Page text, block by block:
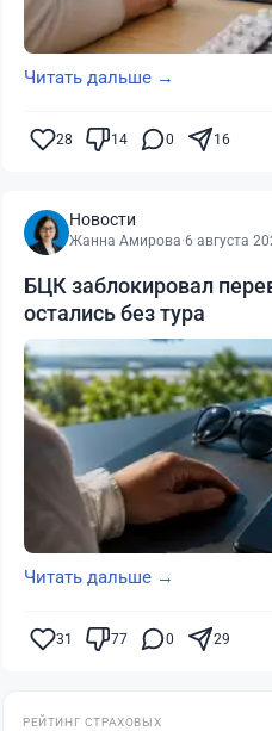
Читать дальше →
28 14 0 16
Новости
Жанна Амирова·6 августа
БЦК заблокировал
остались без тура
Читать дальше →
31 77 0 29
РЕЙТИНГ СТРАХОВЫХ